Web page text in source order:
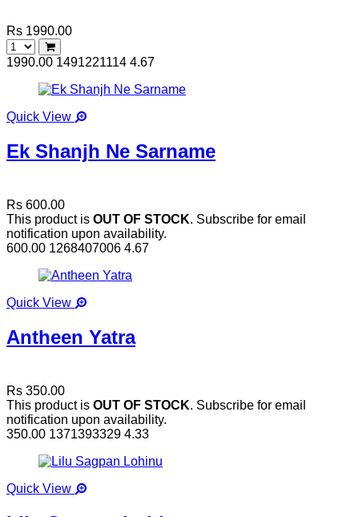
Rs 1990.00
1990.00 1491221114 4.67
Quick View
Ek Shanjh Ne Sarname
Rs 600.00
This product is OUT OF STOCK. Subscribe for email
notification upon availability.
600.00 1268407006 4.67
Quick View
Antheen Yatra
Rs 350.00
This product is OUT OF STOCK. Subscribe for email
notification upon availability.
350.00 1371393329 4.33
Quick View